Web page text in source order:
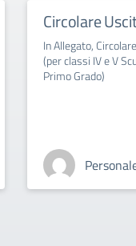
Circolare
In Allegato,
(per classi IV e V
Primo Grado)